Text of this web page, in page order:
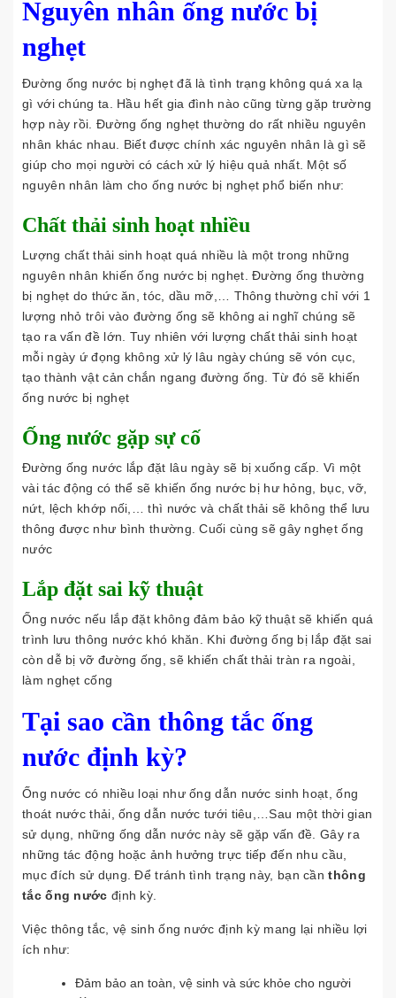
Nguyên nhân ống nước bị
nghẹt
Đường ống nước bị nghẹt đã là tình trạng không quá xa lạ
gì với chúng ta. Hầu hết gia đình nào cũng từng gặp trường
hợp này rồi. Đường ống nghẹt thường do rất nhiều nguyên
nhân khác nhau. Biết được chính xác nguyên nhân là gì sẽ
giúp cho mọi người có cách xử lý hiệu quả nhất. Một số
nguyên nhân làm cho ống nước bị nghẹt phổ biến như:
Chất thải sinh hoạt nhiều
Lượng chất thải sinh hoạt quá nhiều là một trong những
nguyên nhân khiến ống nước bị nghẹt. Đường ống thường
bị nghẹt do thức ăn, tóc, dầu mỡ,… Thông thường chỉ với 1
lượng nhỏ trôi vào đường ống sẽ không ai nghĩ chúng sẽ
tạo ra vấn đề lớn. Tuy nhiên với lượng chất thải sinh hoạt
mỗi ngày ứ đọng không xử lý lâu ngày chúng sẽ vón cục,
tạo thành vật cản chắn ngang đường ống. Từ đó sẽ khiến
ống nước bị nghẹt
Ống nước gặp sự cố
Đường ống nước lắp đặt lâu ngày sẽ bị xuống cấp. Vì một
vài tác động có thể sẽ khiến ống nước bị hư hỏng, bục, vỡ,
nứt, lệch khớp nối,… thì nước và chất thải sẽ không thể lưu
thông được như bình thường. Cuối cùng sẽ gây nghẹt ống
nước
Lắp đặt sai kỹ thuật
Ống nước nếu lắp đặt không đảm bảo kỹ thuật sẽ khiến quá
trình lưu thông nước khó khăn. Khi đường ống bị lắp đặt sai
còn dễ bị vỡ đường ống, sẽ khiến chất thải tràn ra ngoài,
làm nghẹt cống
Tại sao cần thông tắc ống
nước định kỳ?
Ống nước có nhiều loại như ống dẫn nước sinh hoạt, ống
thoát nước thải, ống dẫn nước tưới tiêu,…Sau một thời gian
sử dụng, những ống dẫn nước này sẽ gặp vấn đề. Gây ra
những tác động hoặc ảnh hưởng trực tiếp đến nhu cầu,
mục đích sử dụng. Để tránh tình trạng này, bạn cầnthông
tắc ống nước định kỳ.
Việc thông tắc, vệ sinh ống nước định kỳ mang lại nhiều lợi
ích như:
Đảm bảo an toàn, vệ sinh và sức khỏe cho người